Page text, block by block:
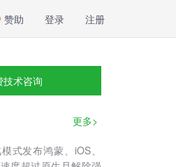
注册
登录
赞助
技术咨询
更多>
式发布鸿蒙、iOS、